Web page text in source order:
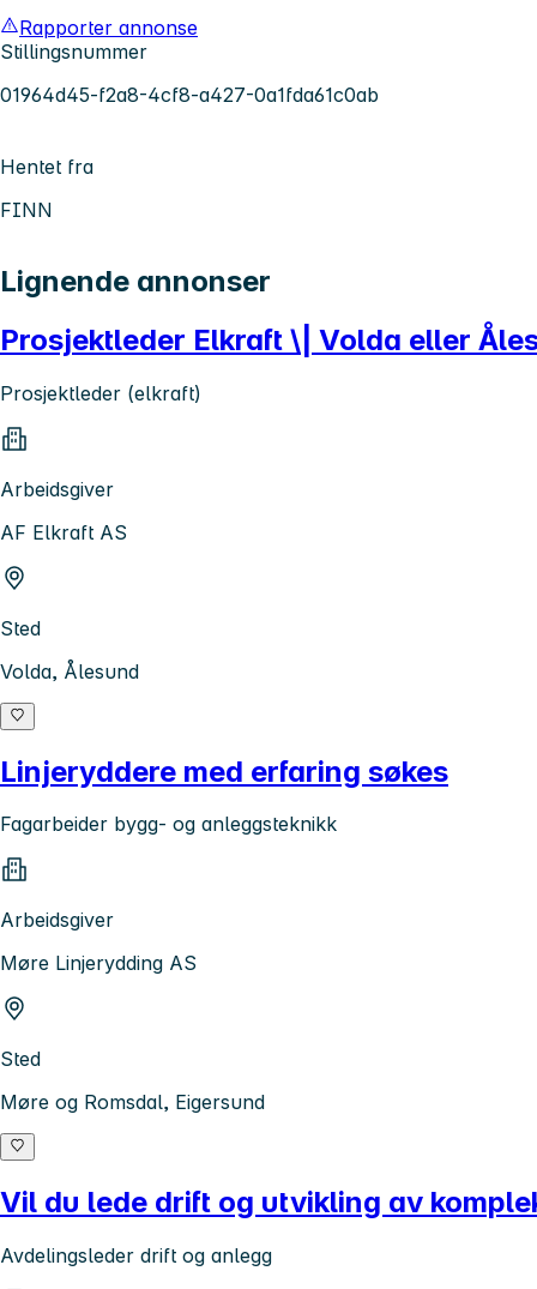
Rapporter annonse
Stillingsnummer
01964d45-f2a8-4cf8-a427-0a1fda61c0ab
Hentet fra
FINN
Lignende annonser
Prosjektleder Elkraft \| Volda eller
Prosjektleder (elkraft)
Arbeidsgiver
AF Elkraft AS
Sted
Volda, Ålesund
Linjeryddere med erfaring søkes
Fagarbeider bygg- og anleggsteknikk
Arbeidsgiver
Møre Linjerydding AS
Sted
Møre og Romsdal, Eigersund
Vil du lede drift og utvikling av
Avdelingsleder drift og anlegg